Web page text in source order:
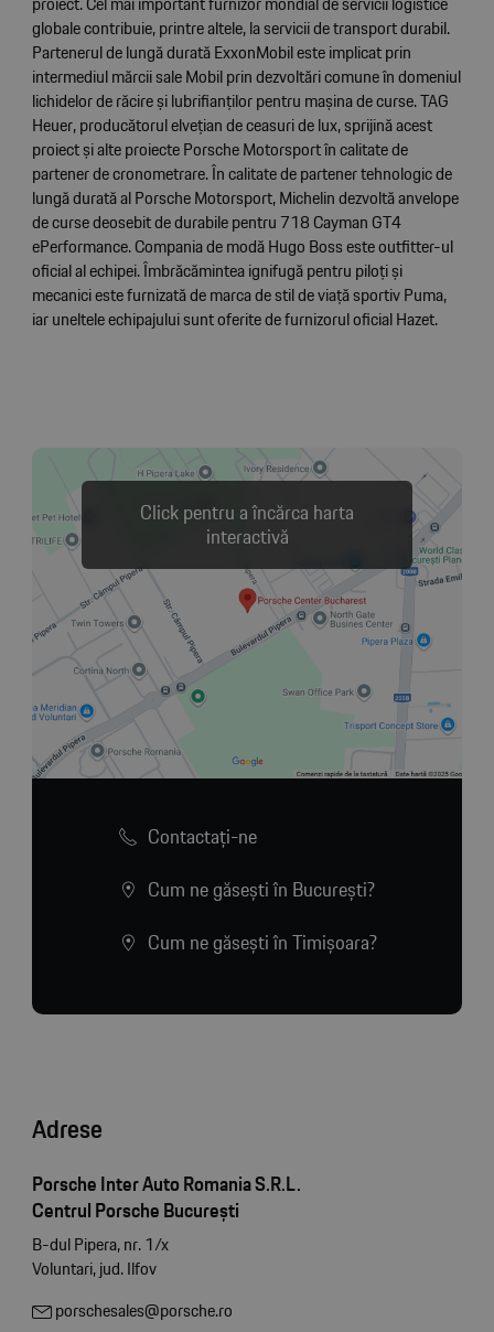
globale contribuie, printre altele, la servicii de transport durabil.
Partenerul de lungă durată ExxonMobil este implicat prin
intermediul mărcii sale Mobil prin dezvoltări comune în domeniul
lichidelor de răcire și lubrifianților pentru mașina de curse. TAG
Heuer, producătorul elvețian de ceasuri de lux, sprijină acest
proiect și alte proiecte Porsche Motorsport în calitate de
partener de cronometrare. În calitate de partener tehnologic de
lungă durată al Porsche Motorsport, Michelin dezvoltă anvelope
de curse deosebit de durabile pentru 718 Cayman GT4
ePerformance. Compania de modă Hugo Boss este outfitter-ul
oficial al echipei. Îmbrăcămintea ignifugă pentru piloți și
mecanici este furnizată de marca de stil de viață sportiv Puma,
iar uneltele echipajului sunt oferite de furnizorul oficial Hazet.
Click pentru a încărca harta
interactivă
Contactaţi-ne
Cum ne găsești în București?
Cum ne găsești în Timișoara?
Adrese
Porsche Inter Auto Romania S.R.L.
Centrul Porsche București
B-dul Pipera, nr. 1/x
Voluntari, jud. Ilfov
porschesales@porsche.ro